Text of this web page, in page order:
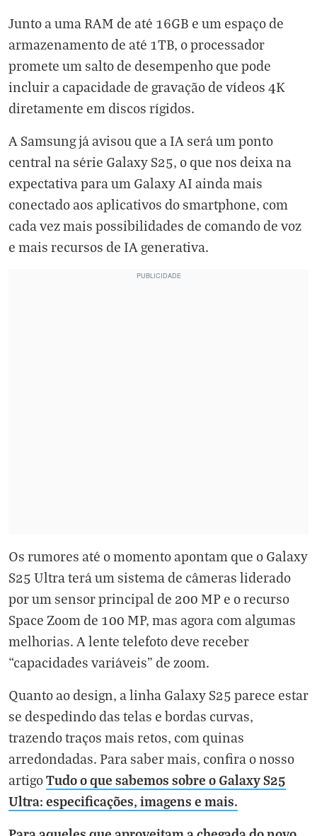
Junto a uma RAM de até 16GB e um espaço de
armazenamento de até 1TB, o processador
promete um salto de desempenho que pode
incluir a capacidade de gravação de vídeos 4K
diretamente em discos rígidos.
A Samsung já avisou que a IA será um ponto
central na série Galaxy S25, o que nos deixa na
expectativa para um Galaxy AI ainda mais
conectado aos aplicativos do smartphone, com
cada vez mais possibilidades de comando de voz
e mais recursos de IA generativa.
Os rumores até o momento apontam que o Galaxy
S25 Ultra terá um sistema de câmeras liderado
por um sensor principal de 200 MP e o recurso
Space Zoom de 100 MP, mas agora com algumas
melhorias. A lente telefoto deve receber
“capacidades variáveis” de zoom.
Quanto ao design, a linha Galaxy S25 parece estar
se despedindo das telas e bordas curvas,
trazendo traços mais retos, com quinas
arredondadas. Para saber mais, confira o nosso
artigoTudo o que sabemos sobre o Galaxy S25
Ultra: especificações, imagens e mais.